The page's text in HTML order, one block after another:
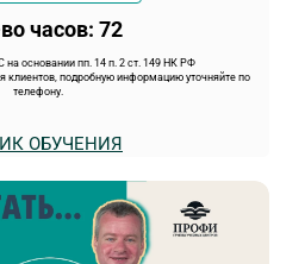
часов: 72
основании пп. 14 п. 2 ст. 149 НК РФ
клиентов, подробную информацию уточняйте по
телефону.
ОБУЧЕНИЯ